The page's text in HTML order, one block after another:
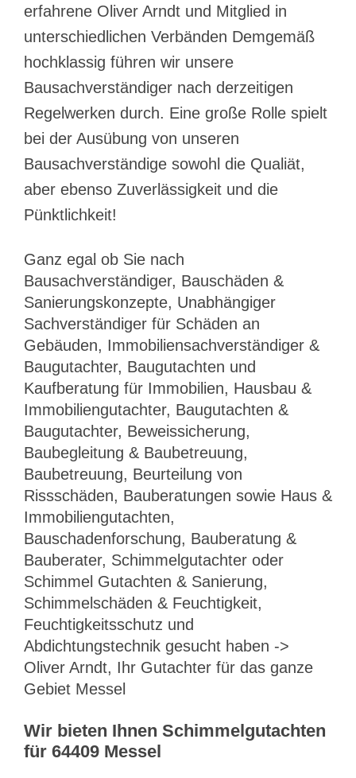
erfahrene Oliver Arndt und Mitglied in
unterschiedlichen Verbänden Demgemäß
hochklassig führen wir unsere
Bausachverständiger nach derzeitigen
Regelwerken durch. Eine große Rolle spielt
bei der Ausübung von unseren
Bausachverständige sowohl die Qualiät,
aber ebenso Zuverlässigkeit und die
Pünktlichkeit!
Ganz egal ob Sie nach
Bausachverständiger, Bauschäden &
Sanierungskonzepte, Unabhängiger
Sachverständiger für Schäden an
Gebäuden, Immobiliensachverständiger &
Baugutachter, Baugutachten und
Kaufberatung für Immobilien, Hausbau &
Immobiliengutachter, Baugutachten &
Baugutachter, Beweissicherung,
Baubegleitung & Baubetreuung,
Baubetreuung, Beurteilung von
Rissschäden, Bauberatungen sowie Haus &
Immobiliengutachten,
Bauschadenforschung, Bauberatung &
Bauberater, Schimmelgutachter oder
Schimmel Gutachten & Sanierung,
Schimmelschäden & Feuchtigkeit,
Feuchtigkeitsschutz und
Abdichtungstechnik gesucht haben ->
Oliver Arndt, Ihr Gutachter für das ganze
Gebiet Messel
Wir bieten Ihnen Schimmelgutachten
für 64409 Messel